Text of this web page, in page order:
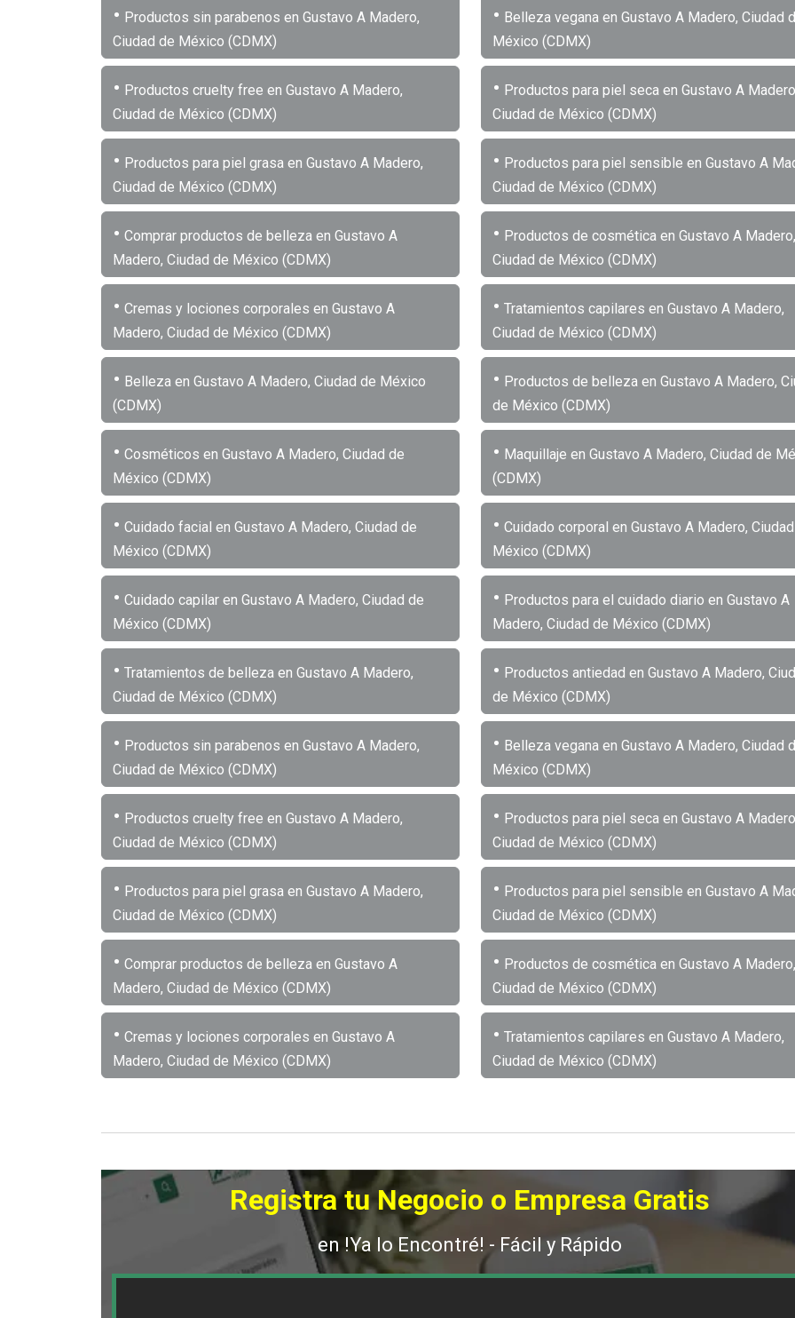
• Productos sin parabenos en Gustavo A Madero,
Ciudad de México (CDMX)
• Belleza vegana en Gustavo A Madero, Ciudad
México (CDMX)
• Productos cruelty free en Gustavo A Madero,
Ciudad de México (CDMX)
• Productos para piel seca en Gustavo A
Ciudad de México (CDMX)
• Productos para piel grasa en Gustavo A Madero,
Ciudad de México (CDMX)
• Productos para piel sensible en Gustavo A
Ciudad de México (CDMX)
• Comprar productos de belleza en Gustavo A
Madero, Ciudad de México (CDMX)
• Productos de cosmética en Gustavo A Madero,
Ciudad de México (CDMX)
• Cremas y lociones corporales en Gustavo A
Madero, Ciudad de México (CDMX)
• Tratamientos capilares en Gustavo A Madero,
Ciudad de México (CDMX)
• Belleza en Gustavo A Madero, Ciudad de México
(CDMX)
• Productos de belleza en Gustavo A Madero,
de México (CDMX)
• Cosméticos en Gustavo A Madero, Ciudad de
México (CDMX)
• Maquillaje en Gustavo A Madero, Ciudad de
(CDMX)
• Cuidado facial en Gustavo A Madero, Ciudad de
México (CDMX)
• Cuidado corporal en Gustavo A Madero,
México (CDMX)
• Cuidado capilar en Gustavo A Madero, Ciudad de
México (CDMX)
• Productos para el cuidado diario en Gustavo A
Madero, Ciudad de México (CDMX)
• Tratamientos de belleza en Gustavo A Madero,
Ciudad de México (CDMX)
• Productos antiedad en Gustavo A Madero,
de México (CDMX)
• Productos sin parabenos en Gustavo A Madero,
Ciudad de México (CDMX)
• Belleza vegana en Gustavo A Madero, Ciudad
México (CDMX)
• Productos cruelty free en Gustavo A Madero,
Ciudad de México (CDMX)
• Productos para piel seca en Gustavo A
Ciudad de México (CDMX)
• Productos para piel grasa en Gustavo A Madero,
Ciudad de México (CDMX)
• Productos para piel sensible en Gustavo A
Ciudad de México (CDMX)
• Comprar productos de belleza en Gustavo A
Madero, Ciudad de México (CDMX)
• Productos de cosmética en Gustavo A Madero,
Ciudad de México (CDMX)
• Cremas y lociones corporales en Gustavo A
Madero, Ciudad de México (CDMX)
• Tratamientos capilares en Gustavo A Madero,
Ciudad de México (CDMX)
Registra tu Negocio o Empresa Gratis
en !Ya lo Encontré! - Fácil y Rápido